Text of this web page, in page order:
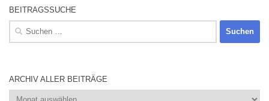
BEITRAGSSUCHE
Suchen
ARCHIV ALLER BEITRÄGE
Archiv